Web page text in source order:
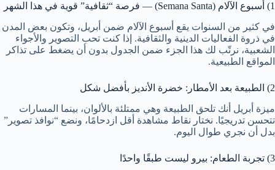
1) أسبوع الآلام (Semana Santa) — فرصة “ثقافية” قوية في هذا الشهر
في كثير من السنوات يقع أسبوع الآلام ضمن أبريل، وتكون بعض المدن
في ذروة الفعاليات الدينية والثقافية. إذا كنت تحب التصوير والأجواء
الشعبية، نرتّب لك هذا الجزء ضمن الجدول بدون أن يضغط على تذاكر
المواقع الطبيعية.
2) الطبيعة بعد الأمطار: خضرة الأنديز بأفضل شكل
ميزة أبريل أنك تلحق الطبيعة وهي ممتلئة بالألوان، بينما المسارات
تتحسن تدريجيًا. نختار نقاط مشاهدة أقل ازدحامًا، ونضع “نوافذ تصوير”
بدل أن نجري طوال اليوم.
3) تجربة الطعام: بيرو ليست طبقًا واحدًا